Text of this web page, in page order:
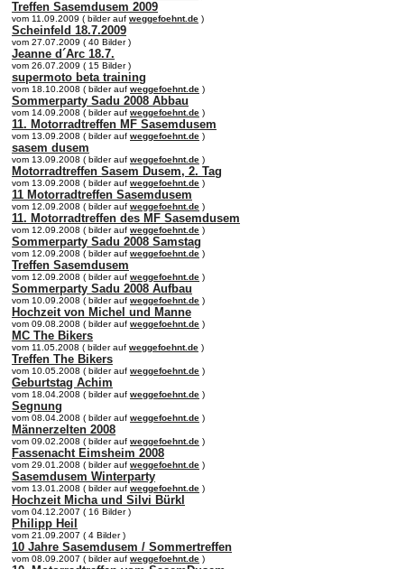
Treffen Sasemdusem 2009
vom 11.09.2009 ( bilder auf weggefoehnt.de )
Scheinfeld 18.7.2009
vom 27.07.2009 ( 40 Bilder )
Jeanne d´Arc 18.7.
vom 26.07.2009 ( 15 Bilder )
supermoto beta training
vom 18.10.2008 ( bilder auf weggefoehnt.de )
Sommerparty Sadu 2008 Abbau
vom 14.09.2008 ( bilder auf weggefoehnt.de )
11. Motorradtreffen MF Sasemdusem
vom 13.09.2008 ( bilder auf weggefoehnt.de )
sasem dusem
vom 13.09.2008 ( bilder auf weggefoehnt.de )
Motorradtreffen Sasem Dusem, 2. Tag
vom 13.09.2008 ( bilder auf weggefoehnt.de )
11 Motorradtreffen Sasemdusem
vom 12.09.2008 ( bilder auf weggefoehnt.de )
11. Motorradtreffen des MF Sasemdusem
vom 12.09.2008 ( bilder auf weggefoehnt.de )
Sommerparty Sadu 2008 Samstag
vom 12.09.2008 ( bilder auf weggefoehnt.de )
Treffen Sasemdusem
vom 12.09.2008 ( bilder auf weggefoehnt.de )
Sommerparty Sadu 2008 Aufbau
vom 10.09.2008 ( bilder auf weggefoehnt.de )
Hochzeit von Michel und Manne
vom 09.08.2008 ( bilder auf weggefoehnt.de )
MC The Bikers
vom 11.05.2008 ( bilder auf weggefoehnt.de )
Treffen The Bikers
vom 10.05.2008 ( bilder auf weggefoehnt.de )
Geburtstag Achim
vom 18.04.2008 ( bilder auf weggefoehnt.de )
Segnung
vom 08.04.2008 ( bilder auf weggefoehnt.de )
Männerzelten 2008
vom 09.02.2008 ( bilder auf weggefoehnt.de )
Fassenacht Eimsheim 2008
vom 29.01.2008 ( bilder auf weggefoehnt.de )
Sasemdusem Winterparty
vom 13.01.2008 ( bilder auf weggefoehnt.de )
Hochzeit Micha und Silvi Bürkl
vom 04.12.2007 ( 16 Bilder )
Philipp Heil
vom 21.09.2007 ( 4 Bilder )
10 Jahre Sasemdusem / Sommertreffen
vom 08.09.2007 ( bilder auf weggefoehnt.de )